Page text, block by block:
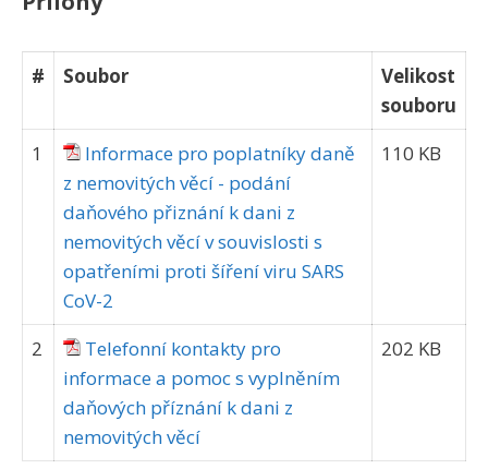
# Soubor
Velikost
souboru
1
Informace pro poplatníky daně
z nemovitých věcí - podání
daňového přiznání k dani z
nemovitých věcí v souvislosti s
opatřeními proti šíření viru SARS
CoV-2
110 KB
2
Telefonní kontakty pro
informace a pomoc s vyplněním
daňových příznání k dani z
nemovitých věcí
202 KB